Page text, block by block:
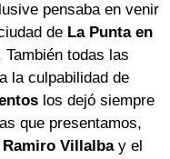
pensaba en venir
de La Punta en
También todas las
la culpabilidad de
los dejó siempre
que presentamos,
Ramiro Villalbay el